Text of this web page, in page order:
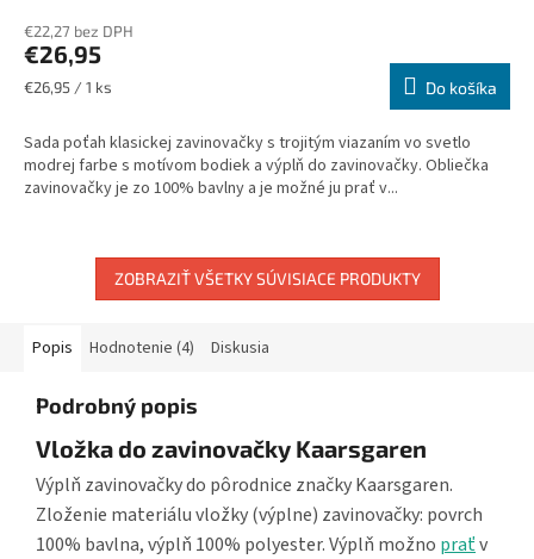
produktu
je
5,0
hviezdičiek.
€22,27 bez DPH
€26,95
Jednotková
€26,95 / 1 ks Do košíka
Sada poťah klasickej zavinovačky s trojitým viazaním vo svetlo
modrej farbe s motívom bodiek a výplň do zavinovačky. Obliečka
zavinovačky je zo 100% bavlny a je možné ju prať v...
ZOBRAZIŤ VŠETKY SÚVISIACE PRODUKTY
Popis Hodnotenie (4) Diskusia
Podrobný popis
Vložka do zavinovačky Kaarsgaren
Výplň zavinovačky do pôrodnice značky Kaarsgaren.
Zloženie materiálu vložky (výplne) zavinovačky: povrch
100% bavlna, výplň 100% polyester. Výplň možno praťv